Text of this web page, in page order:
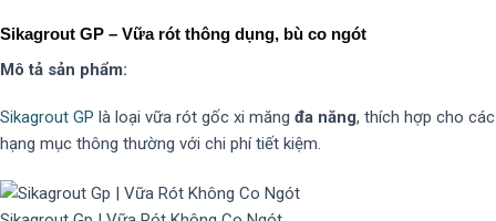
Sikagrout GP – Vữa rót thông dụng, bù co ngót
Mô tả sản phẩm:
Sikagrout GP là loại vữa rót gốc xi măng đa năng, thích hợp cho các
hạng mục thông thường với chi phí tiết kiệm.